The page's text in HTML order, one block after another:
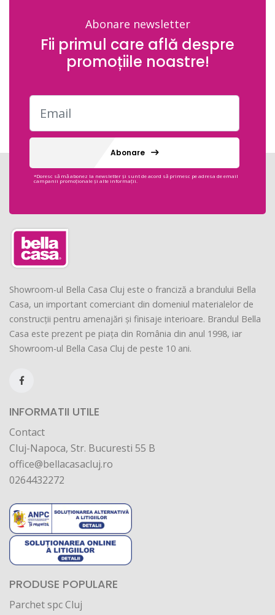
Abonare newsletter
Fii primul care află despre
promoțiile noastre!
Abonare
*Doresc să mă abonez la newsletter și sunt de acord să primesc pe adresa de email
campanii promoționale și alte informații.
Showroom-ul Bella Casa Cluj este o franciză a brandului Bella
Casa, un important comerciant din domeniul materialelor de
construcții pentru amenajări și finisaje interioare. Brandul Bella
Casa este prezent pe piața din România din anul 1998, iar
Showroom-ul Bella Casa Cluj de peste 10 ani.
INFORMATII UTILE
Contact
Cluj-Napoca, Str. Bucuresti 55 B
office@bellacasacluj.ro
0264432272
PRODUSE POPULARE
Parchet spc Cluj